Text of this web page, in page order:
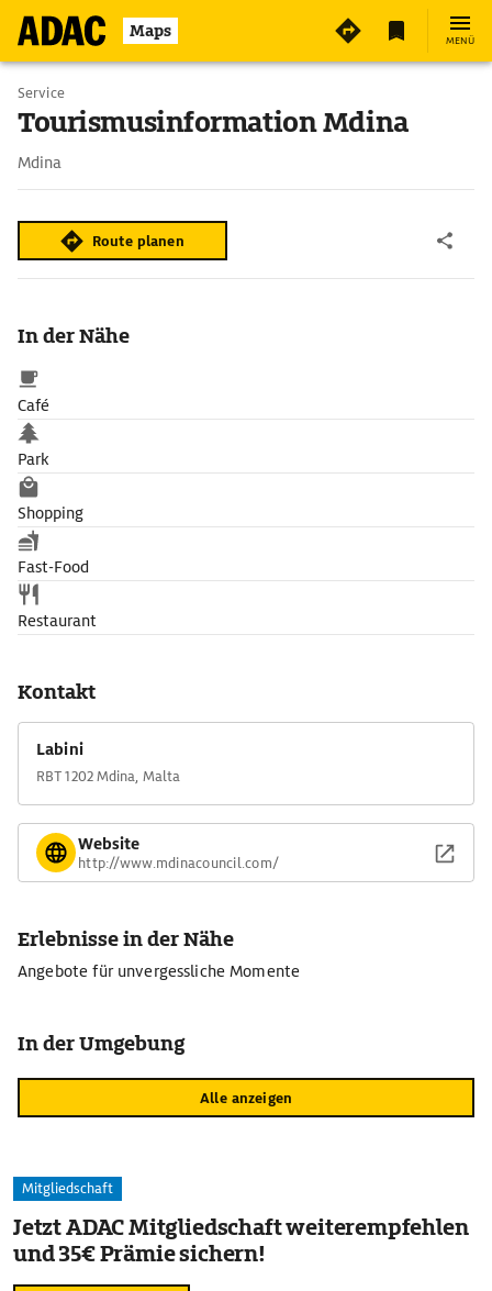
Maps MENÜ
Service
Tourismusinformation Mdina
Mdina
Route planen
In der Nähe
Café
Park
Shopping
Fast-Food
Restaurant
Kontakt
Labini
RBT 1202 Mdina, Malta
Website
http://www.mdinacouncil.com/
Erlebnisse in der Nähe
Angebote für unvergessliche Momente
In der Umgebung
Alle anzeigen
Mitgliedschaft
Jetzt ADAC Mitgliedschaft weiterempfehlen
und 35€ Prämie sichern!